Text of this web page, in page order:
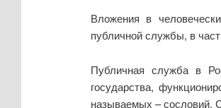
Вложения в
публичной службы, в
Публичная служба в
государства,
называемых – сословий.